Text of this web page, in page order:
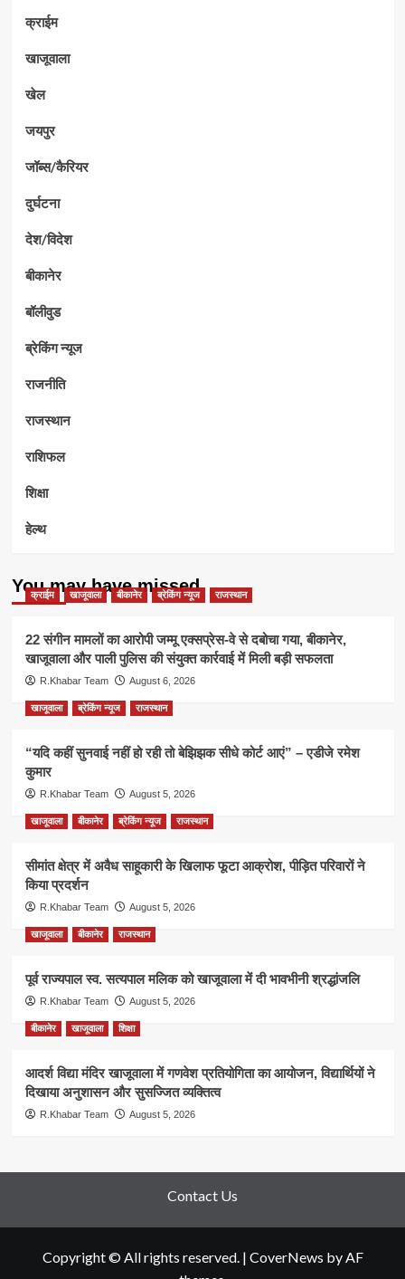
क्राईम
खाजूवाला
खेल
जयपुर
जॉब्स/कैरियर
दुर्घटना
देश/विदेश
बीकानेर
बॉलीवुड
ब्रेकिंग न्यूज
राजनीति
राजस्थान
राशिफल
शिक्षा
हेल्थ
You may have missed
क्राईम खाजूवाला बीकानेर ब्रेकिंग न्यूज राजस्थान
22 संगीन मामलों का आरोपी जम्मू एक्सप्रेस-वे से दबोचा गया, बीकानेर,
खाजूवाला और पाली पुलिस की संयुक्त कार्रवाई में मिली बड़ी सफलता
R.Khabar Team August 6, 2026
खाजूवाला ब्रेकिंग न्यूज राजस्थान
“यदि कहीं सुनवाई नहीं हो रही तो बेझिझक सीधे कोर्ट आएं” – एडीजे रमेश
कुमार
R.Khabar Team August 5, 2026
खाजूवाला बीकानेर ब्रेकिंग न्यूज राजस्थान
सीमांत क्षेत्र में अवैध साहूकारी के खिलाफ फूटा आक्रोश, पीड़ित परिवारों ने
किया प्रदर्शन
R.Khabar Team August 5, 2026
खाजूवाला बीकानेर राजस्थान
पूर्व राज्यपाल स्व. सत्यपाल मलिक को खाजूवाला में दी भावभीनी श्रद्धांजलि
R.Khabar Team August 5, 2026
बीकानेर खाजूवाला शिक्षा
आदर्श विद्या मंदिर खाजूवाला में गणवेश प्रतियोगिता का आयोजन, विद्यार्थियों ने
दिखाया अनुशासन और सुसज्जित व्यक्तित्व
R.Khabar Team August 5, 2026
Contact Us
Copyright © All rights reserved. | CoverNews by AF